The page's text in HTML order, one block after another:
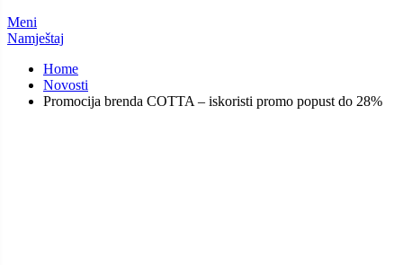
Meni
Namještaj
Home
Novosti
Promocija brenda COTTA – iskoristi promo popust do 28%